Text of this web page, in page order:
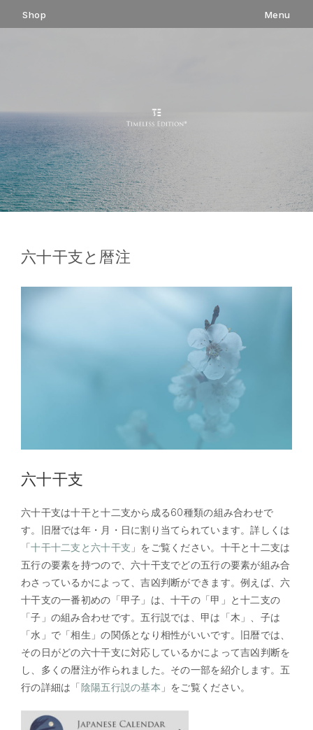
Shop Menu
ン
ス
キ
ッ
プ
六十干支と暦注
六十干支
六十干支は十干と十二支から成る60種類の組み合わせで
す。旧暦では年・月・日に割り当てられています。詳しくは
「十干十二支と六十干支 」をご覧ください。十干と十二支は
五行の要素を持つので、六十干支でどの五行の要素が組み合
わさっているかによって、吉凶判断ができます。例えば、六
十干支の一番初めの「甲子」は、十干の「甲」と十二支の
「子」の組み合わせです。五行説では、甲は「木」、子は
「水」で「相生」の関係となり相性がいいです。旧暦では、
その日がどの六十干支に対応しているかによって吉凶判断を
し、多くの暦注が作られました。その一部を紹介します。五
行の詳細は「陰陽五行説の基本 」をご覧ください。